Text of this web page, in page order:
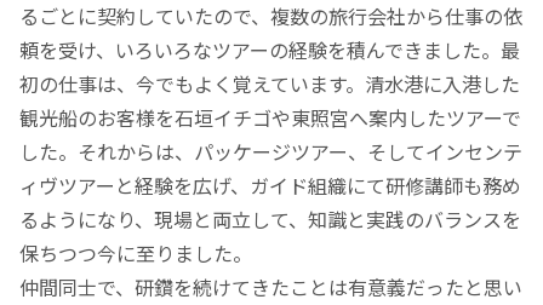
るごとに契約していたので、複数の旅行会社から仕事の依
頼を受け、いろいろなツアーの経験を積んできました。最
初の仕事は、今でもよく覚えています。清水港に入港した
観光船のお客様を石垣イチゴや東照宮へ案内したツアーで
した。それからは、パッケージツアー、そしてインセンテ
ィヴツアーと経験を広げ、ガイド組織にて研修講師も務め
るようになり、現場と両立して、知識と実践のバランスを
保ちつつ今に至りました。
仲間同士で、研鑽を続けてきたことは有意義だったと思い